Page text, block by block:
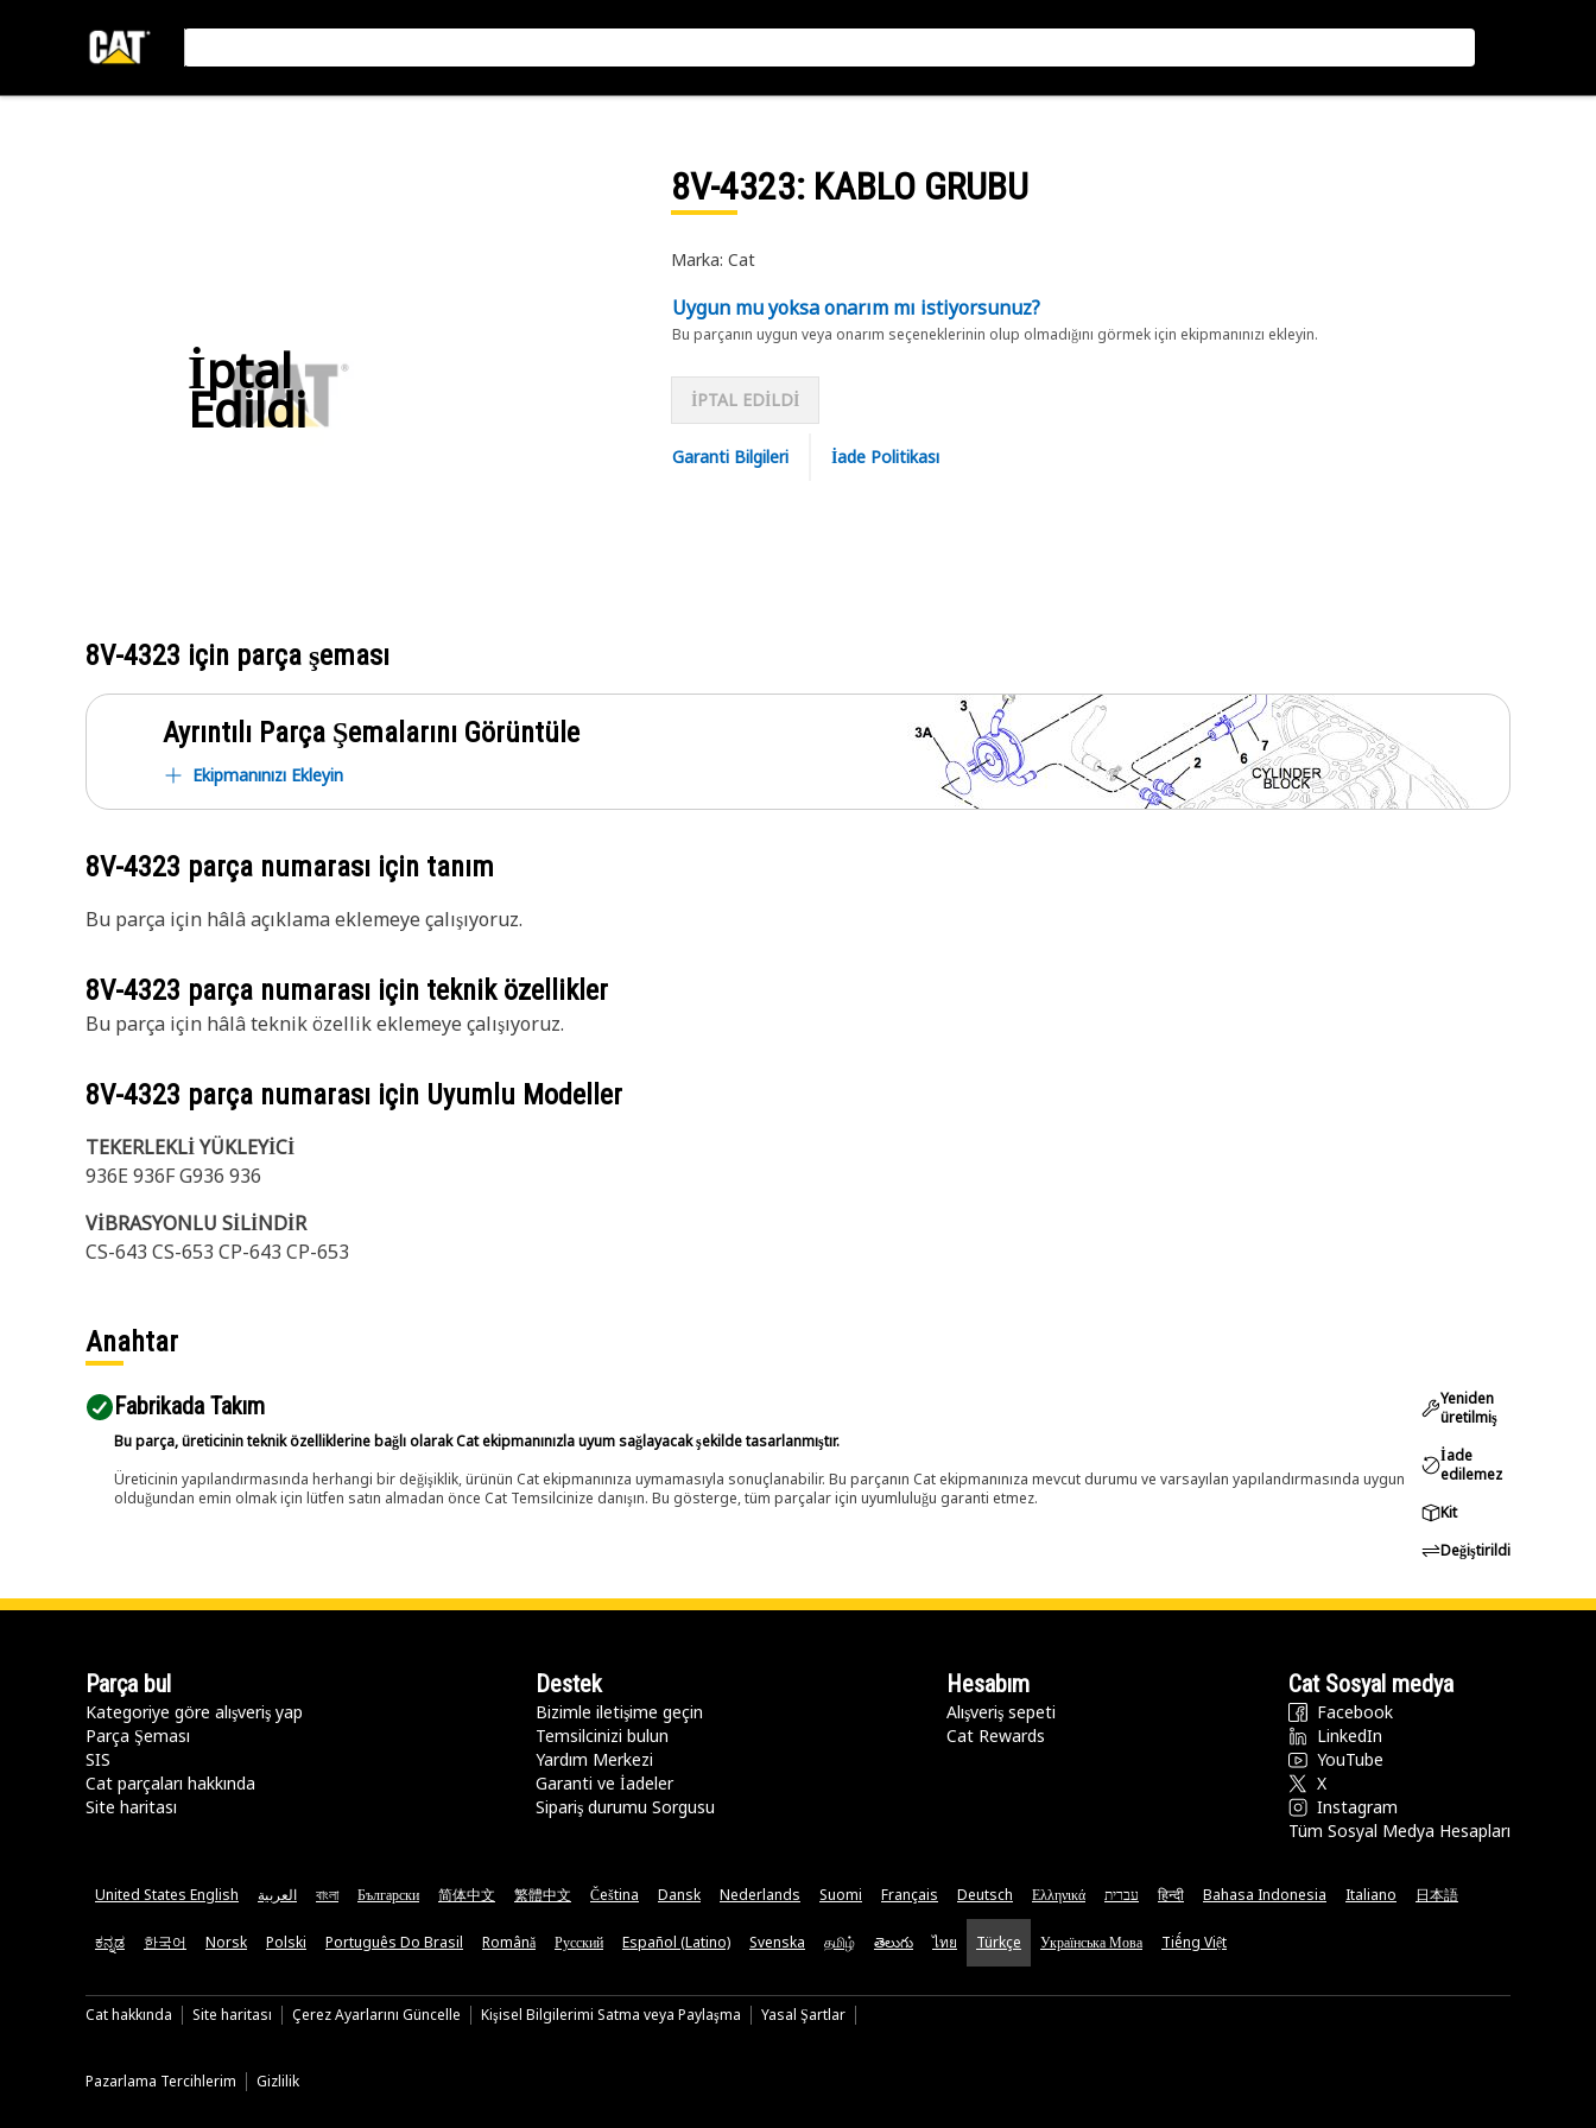
İptal
Edildi
8V-4323: KABLO GRUBU
Marka: Cat
Uygun mu yoksa onarım mı istiyorsunuz?
Bu parçanın uygun veya onarım seçeneklerinin olup olmadığını görmek için ekipmanınızı ekleyin.
İPTAL EDİLDİ
Garanti Bilgileri İade Politikası
8V-4323 için parça şeması
Ayrıntılı Parça Şemalarını Görüntüle
Ekipmanınızı Ekleyin
8V-4323 parça numarası için tanım
Bu parça için hâlâ açıklama eklemeye çalışıyoruz.
8V-4323 parça numarası için teknik özellikler
Bu parça için hâlâ teknik özellik eklemeye çalışıyoruz.
8V-4323 parça numarası için Uyumlu Modeller
TEKERLEKLİ YÜKLEYİCİ
936E 936F G936 936
VİBRASYONLU SİLİNDİR
CS-643 CS-653 CP-643 CP-653
Anahtar
Fabrikada Takım
Bu parça, üreticinin teknik özelliklerine bağlı olarak Cat ekipmanınızla uyum sağlayacak şekilde tasarlanmıştır.
Üreticinin yapılandırmasında herhangi bir değişiklik, ürünün Cat ekipmanınıza uymamasıyla sonuçlanabilir. Bu parçanın Cat ekipmanınıza mevcut durumu ve varsayılan yapılandırmasında uygun
olduğundan emin olmak için lütfen satın almadan önce Cat Temsilcinize danışın. Bu gösterge, tüm parçalar için uyumluluğu garanti etmez.
Yeniden
üretilmiş
İade
edilemez
Kit
Değiştirildi
Parça bul
Kategoriye göre alışveriş yap
Parça Şeması
SIS
Cat parçaları hakkında
Site haritası
Destek
Bizimle iletişime geçin
Temsilcinizi bulun
Yardım Merkezi
Garanti ve İadeler
Sipariş durumu Sorgusu
Hesabım
Alışveriş sepeti
Cat Rewards
Cat Sosyal medya
Facebook
LinkedIn
YouTube
X
Instagram
Tüm Sosyal Medya Hesapları
United States English العربية বাংলা Български 简体中文 繁體中文 Čeština Dansk Nederlands Suomi Français Deutsch Ελληνικά עברית हिन्दी Bahasa Indonesia Italiano 日本語
ಕನ್ನಡ 한국어 Norsk Polski Português Do Brasil Română Русский Español (Latino) Svenska தமிழ் తెలుగు ไทย Türkçe Українська Мова Tiếng Việt
Cat hakkında Site haritası Çerez Ayarlarını Güncelle Kişisel Bilgilerimi Satma veya Paylaşma Yasal Şartlar
Pazarlama Tercihlerim Gizlilik